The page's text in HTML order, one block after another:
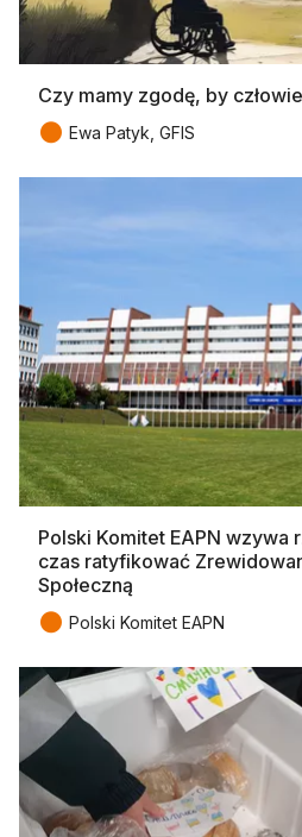
Czy mamy zgodę, by
● Ewa Patyk, GFIS
Polski Komitet EAPN wzywa
czas ratyfikować
Społeczną
● Polski Komitet EAPN